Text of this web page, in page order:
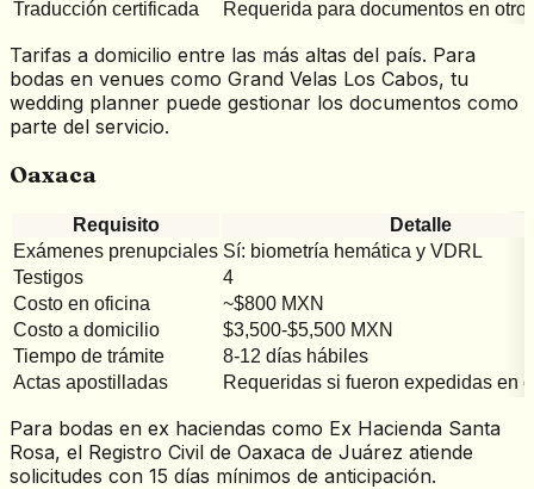
Traducción certificada
Requerida para documentos en otro
Tarifas a domicilio entre las más altas del país. Para
bodas en venues como Grand Velas Los Cabos, tu
wedding planner puede gestionar los documentos como
parte del servicio.
Oaxaca
Requisito
Detalle
Exámenes prenupciales Sí: biometría hemática y VDRL
Testigos
4
Costo en oficina
~$800 MXN
Costo a domicilio
$3,500-$5,500 MXN
Tiempo de trámite
8-12 días hábiles
Actas apostilladas
Requeridas si fueron expedidas en
Para bodas en ex haciendas como Ex Hacienda Santa
Rosa, el Registro Civil de Oaxaca de Juárez atiende
solicitudes con 15 días mínimos de anticipación.